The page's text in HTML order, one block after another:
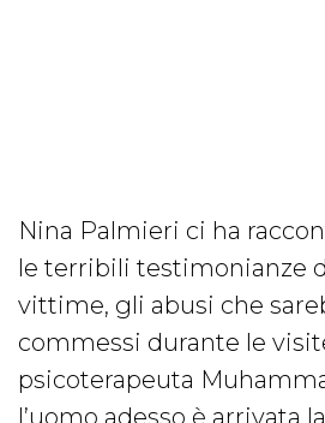
Nina Palmieri ci ha
le terribili testimonianze
vittime, gli abusi che
commessi durante le
psicoterapeuta